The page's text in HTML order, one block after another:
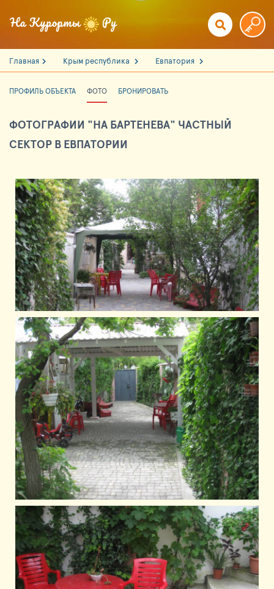
Главная Крым республика Евпатория
ПРОФИЛЬ ОБЪЕКТА ФОТО БРОНИРОВАТЬ
ФОТОГРАФИИ "НА БАРТЕНЕВА" ЧАСТНЫЙ
СЕКТОР В ЕВПАТОРИИ